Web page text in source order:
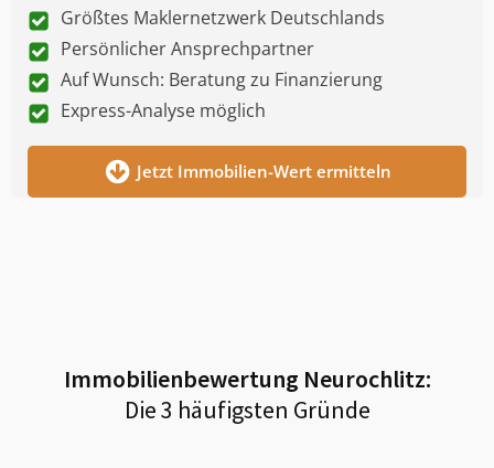
Größtes Maklernetzwerk Deutschlands
Persönlicher Ansprechpartner
Auf Wunsch: Beratung zu Finanzierung
Express-Analyse möglich
Jetzt Immobilien-Wert ermitteln
Immobilienbewertung Neurochlitz:
Die 3 häufigsten Gründe